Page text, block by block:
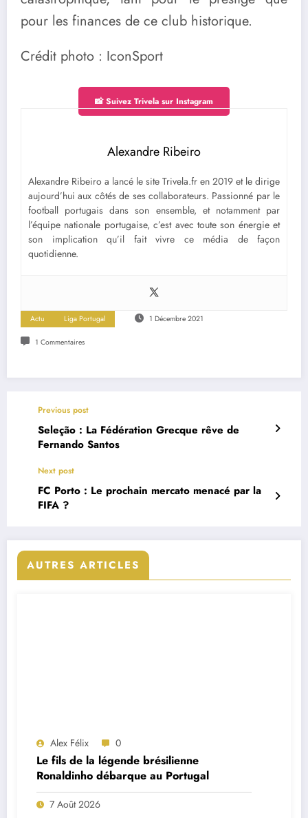
pour les finances de ce club historique.
Crédit photo : IconSport
📸 Suivez Trivela sur Instagram
Alexandre Ribeiro
Alexandre Ribeiro a lancé le site Trivela.fr en 2019 et le dirige
aujourd’hui aux côtés de ses collaborateurs. Passionné par le
football portugais dans son ensemble, et notamment par
l’équipe nationale portugaise, c’est avec toute son énergie et
son implication qu’il fait vivre ce média de façon
quotidienne.
Actu Liga Portugal 1 Décembre 2021
1 Commentaires
Previous post
Seleção : La Fédération Grecque rêve de
Fernando Santos
Next post
FC Porto : Le prochain mercato menacé par la
FIFA ?
AUTRES ARTICLES
Alex Félix 0
Le fils de la légende brésilienne
Ronaldinho débarque au Portugal
7 Août 2026